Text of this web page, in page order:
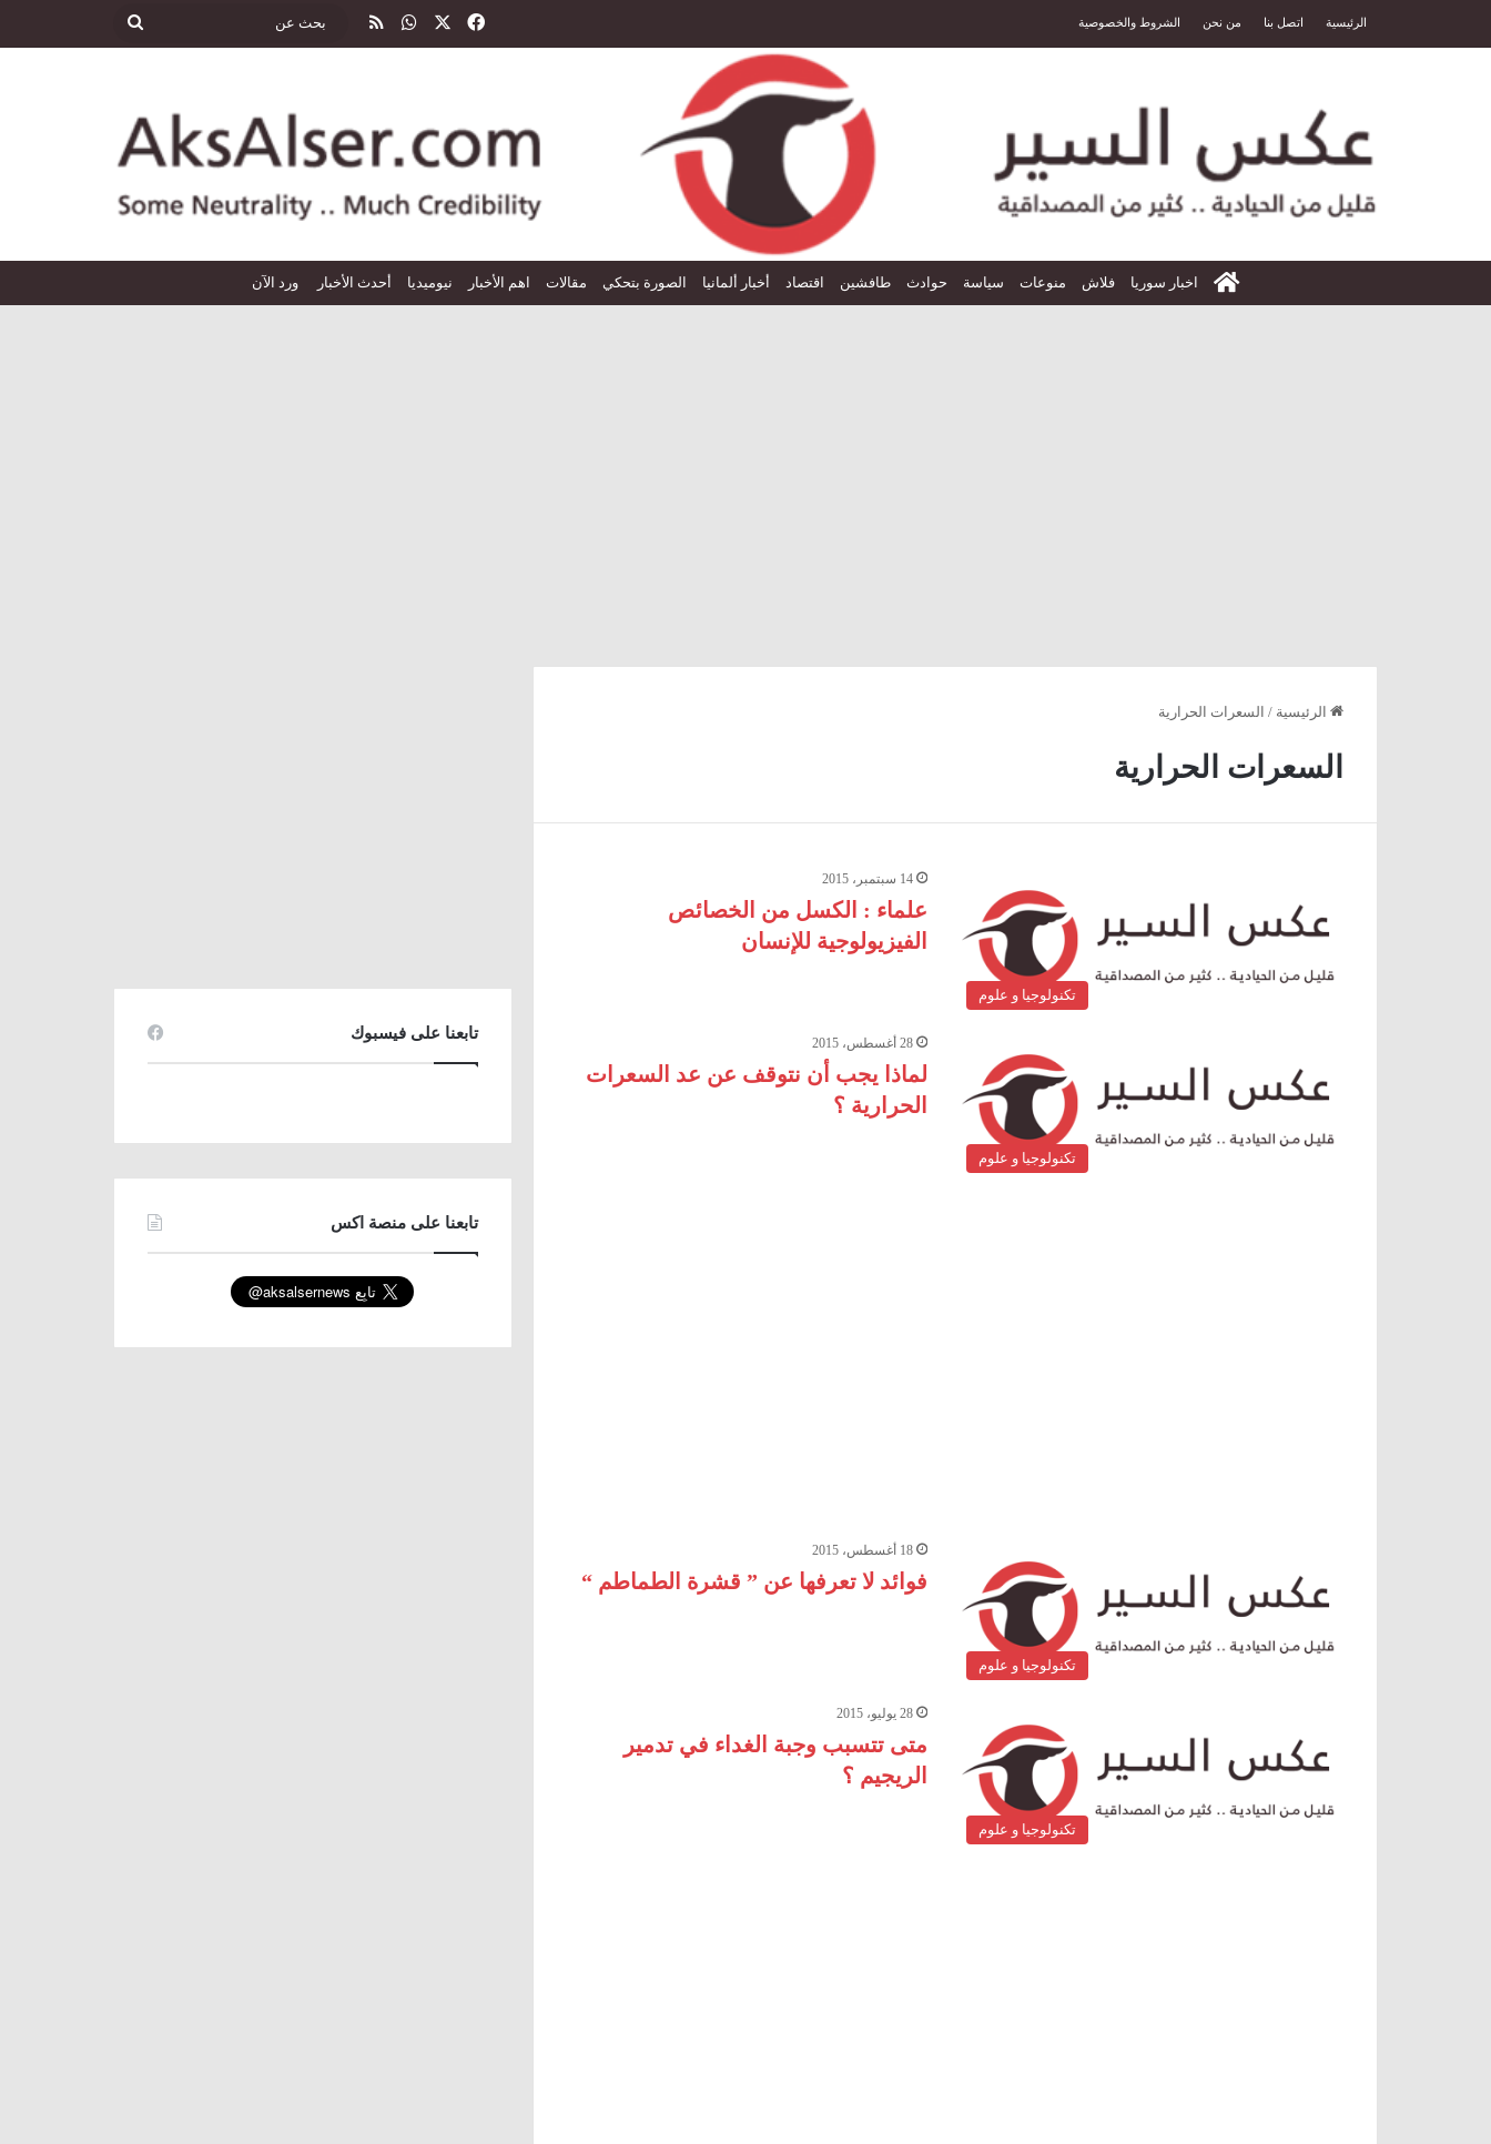
الرئيسية اتصل بنا من نحن الشروط والخصوصية فيسبوك واتسابملخص الموقع RSS بحث
الرئيسية
اخبار سوريا فلاش منوعات سياسة حوادث طافشين اقتصاد أخبار ألمانيا الصورة بتحكي مقالات اهم الأخبار نيوميديا أحدث الأخبار ورد الآن
الرئيسية / السعرات الحرارية
السعرات الحرارية
تكنولوجيا و علوم
14 سبتمبر، 2015
علماء : الكسل من الخصائص
الفيزيولوجية للإنسان
تكنولوجيا و علوم
28 أغسطس، 2015
لماذا يجب أن نتوقف عن عد السعرات
الحرارية ؟
تكنولوجيا و علوم
18 أغسطس، 2015
فوائد لا تعرفها عن ” قشرة الطماطم “
تكنولوجيا و علوم
28 يوليو، 2015
متى تتسبب وجبة الغداء في تدمير
الريجيم ؟
تابعنا على فيسبوك
تابعنا على منصة اكس